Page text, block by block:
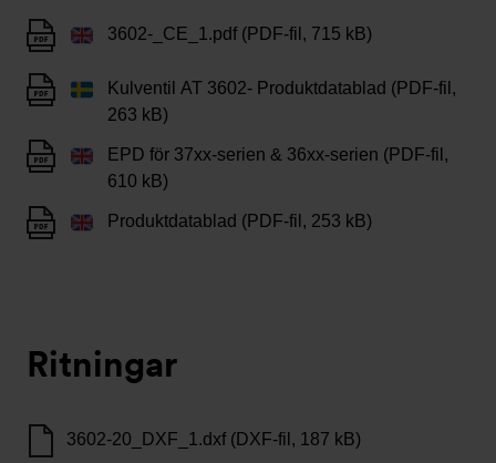
3602-_CE_1.pdf (PDF-fil, 715 kB)
Kulventil AT 3602- Produktdatablad (PDF-fil,
263 kB)
EPD för 37xx-serien & 36xx-serien (PDF-fil,
610 kB)
Produktdatablad (PDF-fil, 253 kB)
Ritningar
3602-20_DXF_1.dxf (DXF-fil, 187 kB)